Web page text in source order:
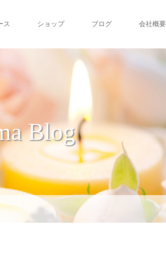
ス ショップ ブログ 会社概
Blog